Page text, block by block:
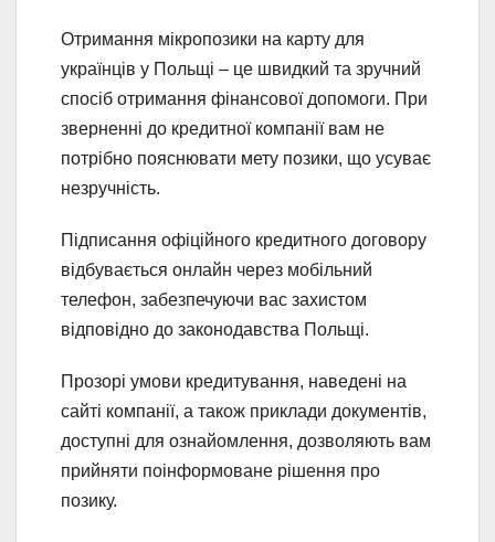
Отримання мікропозики на карту для
українців у Польщі – це швидкий та зручний
спосіб отримання фінансової допомоги. При
зверненні до кредитної компанії вам не
потрібно пояснювати мету позики, що усуває
незручність.
Підписання офіційного кредитного договору
відбувається онлайн через мобільний
телефон, забезпечуючи вас захистом
відповідно до законодавства Польщі.
Прозорі умови кредитування, наведені на
сайті компанії, а також приклади документів,
доступні для ознайомлення, дозволяють вам
прийняти поінформоване рішення про
позику.